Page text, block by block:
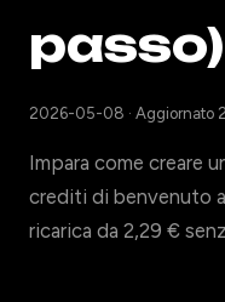
passo)
2026-05-08 · Aggiornato
Impara come creare
crediti di benvenuto
ricarica da 2,29 €